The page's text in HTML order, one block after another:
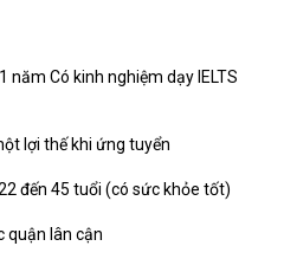
năm Có kinh nghiệm dạy IELTS
lợi thế khi ứng tuyển
đến 45 tuổi (có sức khỏe tốt)
quận lân cận